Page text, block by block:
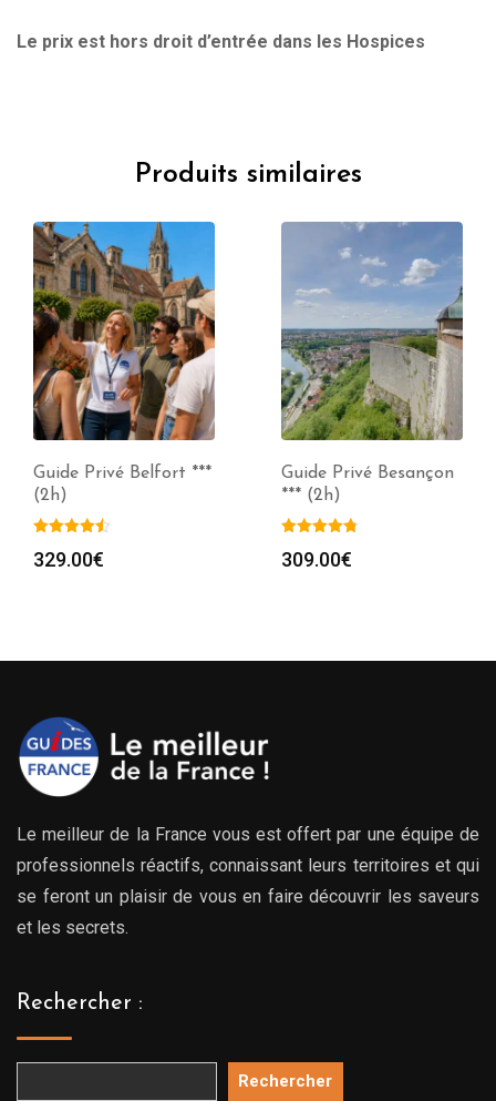
Le prix est hors droit d’entrée dans les Hospices
Produits similaires
Guide Privé Belfort ***
(2h)
329.00€
Guide Privé Besançon
*** (2h)
309.00€
Le meilleur de la France vous est offert par une équipe de
professionnels réactifs, connaissant leurs territoires et qui
se feront un plaisir de vous en faire découvrir les saveurs
et les secrets.
Rechercher :
Rechercher